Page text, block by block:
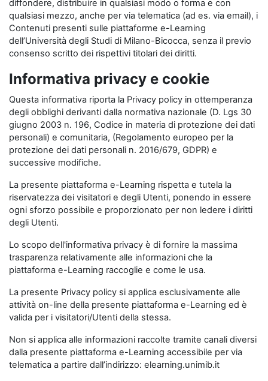
diffondere, distribuire in qualsiasi modo o forma e con
qualsiasi mezzo, anche per via telematica (ad es. via email), i
Contenuti presenti sulle piattaforme e-Learning
dell’Università degli Studi di Milano-Bicocca, senza il previo
consenso scritto dei rispettivi titolari dei diritti.
Informativa privacy e cookie
Questa informativa riporta la Privacy policy in ottemperanza
degli obblighi derivanti dalla normativa nazionale (D. Lgs 30
giugno 2003 n. 196, Codice in materia di protezione dei dati
personali) e comunitaria, (Regolamento europeo per la
protezione dei dati personali n. 2016/679, GDPR) e
successive modifiche.
La presente piattaforma e-Learning rispetta e tutela la
riservatezza dei visitatori e degli Utenti, ponendo in essere
ogni sforzo possibile e proporzionato per non ledere i diritti
degli Utenti.
Lo scopo dell'informativa privacy è di fornire la massima
trasparenza relativamente alle informazioni che la
piattaforma e-Learning raccoglie e come le usa.
La presente Privacy policy si applica esclusivamente alle
attività on-line della presente piattaforma e-Learning ed è
valida per i visitatori/Utenti della stessa.
Non si applica alle informazioni raccolte tramite canali diversi
dalla presente piattaforma e-Learning accessibile per via
telematica a partire dall’indirizzo: elearning.unimib.it